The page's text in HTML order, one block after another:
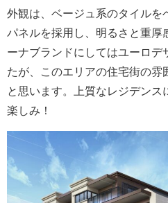
外観は、ベージュ系のタイルを
パネルを採用し、明るさと重厚
ーナブランドにしてはユーロデ
たが、このエリアの住宅街の雰
と思います。上質なレジデン
楽しみ！